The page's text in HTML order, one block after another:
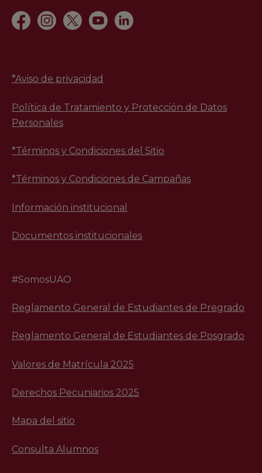
*Aviso de privacidad
Política de Tratamiento y Protección de Datos
Personales
*Términos y Condiciones del Sitio
*Términos y Condiciones de Campañas
Información institucional
Documentos institucionales
#SomosUAO
Reglamento General de Estudiantes de Pregrado
Reglamento General de Estudiantes de Posgrado
Valores de Matrícula 2025
Derechos Pecuniarios 2025
Mapa del sitio
Consulta Alumnos